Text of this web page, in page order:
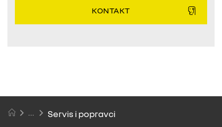
KONTAKT
Servis i popravci